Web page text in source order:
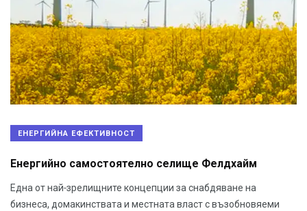
ЕНЕРГИЙНА ЕФЕКТИВНОСТ
Енергийно самостоятелно селище Фелдхайм
Една от най-зрелищните концепции за снабдяване на
бизнеса, домакинствата и местната власт с възобновяеми